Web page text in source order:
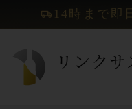
14時まで即